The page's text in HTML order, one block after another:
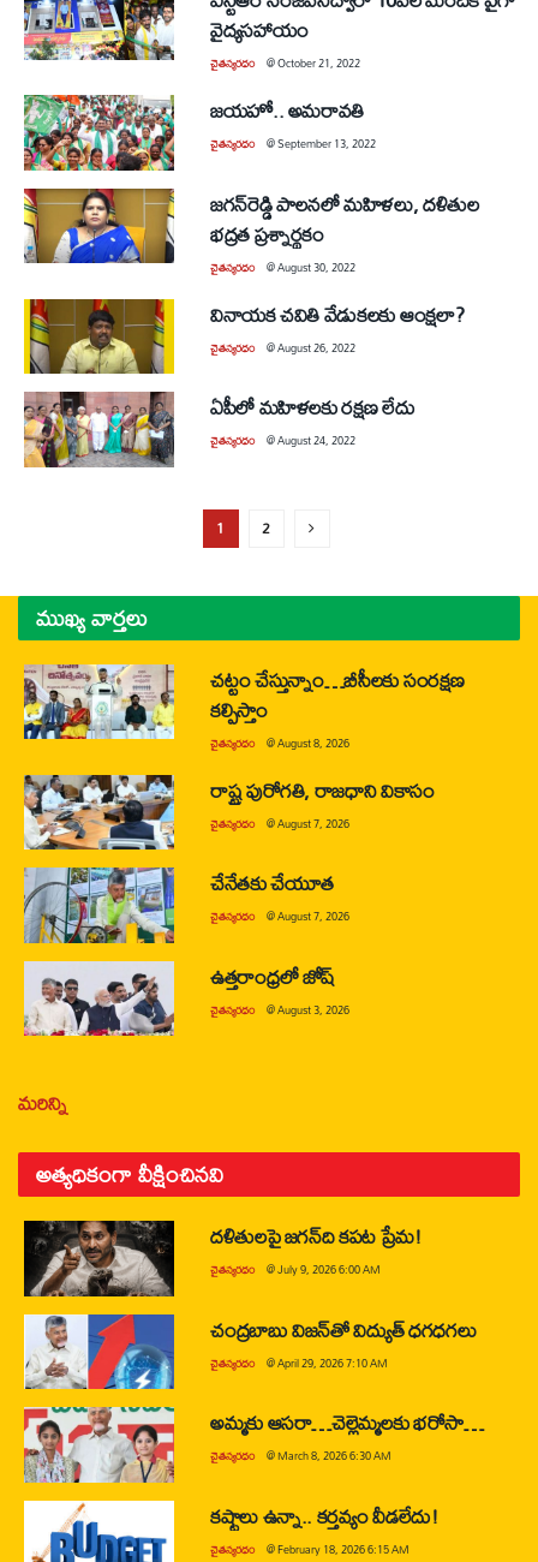
వైద్యసహాయం
చైతన్యరధం @October 21, 2022
జయహో.. అమరావతి
చైతన్యరధం @September 13, 2022
జగన్‌రెడ్డి పాలనలో మహిళలు, దళితుల
భద్రత ప్రశ్నార్థకం
చైతన్యరధం @August 30, 2022
వినాయక చవితి వేడుకలకు ఆంక్షలా?
చైతన్యరధం @August 26, 2022
ఏపీలో మహిళలకు రక్షణ లేదు
చైతన్యరధం @August 24, 2022
1 2
ముఖ్య వార్తలు
చట్టం చేస్తున్నాం…బీసీలకు సంరక్షణ
కల్పిస్తాం
చైతన్యరధం @August 8, 2026
రాష్ట్ర పురోగతి, రాజధాని వికాసం
చైతన్యరధం @August 7, 2026
చేనేతకు చేయూత
చైతన్యరధం @August 7, 2026
ఉత్తరాంధ్రలో జోష్
చైతన్యరధం @August 3, 2026
మరిన్ని
అత్యధికంగా వీక్షించినవి
దళితులపై జగన్‌ది కపట ప్రేమ!
చైతన్యరధం @July 9, 2026 6:00 AM
చంద్రబాబు విజన్‌తో విద్యుత్ ధగధగలు
చైతన్యరధం @April 29, 2026 7:10 AM
అమ్మకు ఆసరా…చెల్లెమ్మలకు భరోసా…
చైతన్యరధం @March 8, 2026 6:30 AM
కష్టాలు ఉన్నా.. కర్తవ్యం వీడలేదు!
చైతన్యరధం @February 18, 2026 6:15 AM